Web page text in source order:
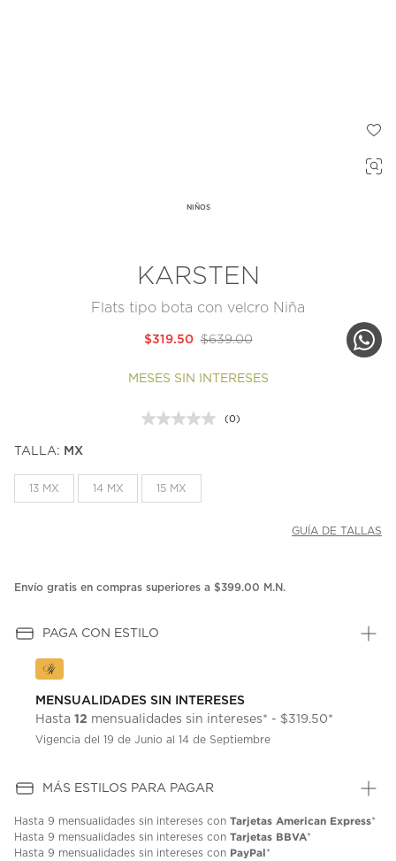
NIÑOS
KARSTEN
Flats tipo bota con velcro Niña
$639.00
$319.50
MESES SIN INTERESES
Sin
(0)
TALLA: MX
13 MX 14 MX 15 MX
GUÍA DE TALLAS
Envío gratis en compras superiores a $399.00 M.N.
PAGA CON ESTILO
MENSUALIDADES SIN INTERESES
Hasta 12 mensualidades sin intereses* - $319.50*
Vigencia del 19 de Junio al 14 de Septiembre
MÁS ESTILOS PARA PAGAR
Hasta 9 mensualidades sin intereses con Tarjetas American Express*
Hasta 9 mensualidades sin intereses con Tarjetas BBVA*
Hasta 9 mensualidades sin intereses con PayPal*